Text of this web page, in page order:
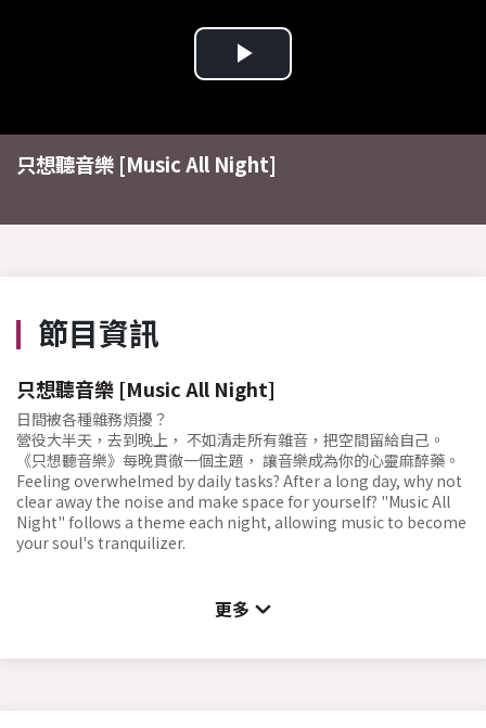
Play
Video
只想聽音樂 [Music All Night]
節目資訊
只想聽音樂 [Music All Night]
日間被各種雜務煩擾？
營役大半天，去到晚上， 不如清走所有雜音，把空間留給自己。
《只想聽音樂》每晚貫徹一個主題， 讓音樂成為你的心靈麻醉藥。
Feeling overwhelmed by daily tasks? After a long day, why not
clear away the noise and make space for yourself? "Music All
Night" follows a theme each night, allowing music to become
your soul's tranquilizer.
更多